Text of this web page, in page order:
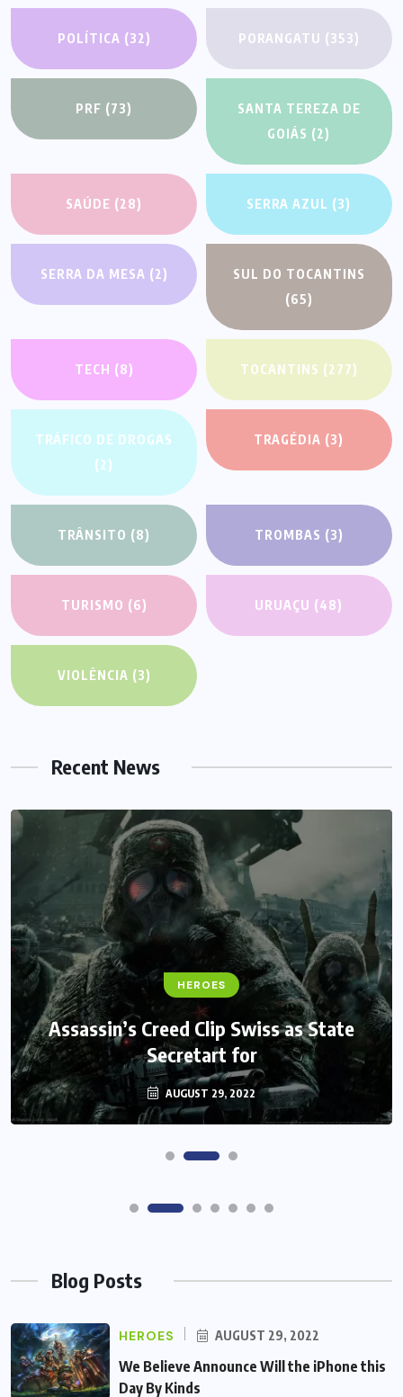
POLÍTICA (32) PORANGATU (353)
PRF (73)
SANTA TEREZA DE
GOIÁS (2)
SAÚDE (28) SERRA AZUL (3)
SERRA DA MESA (2)
SUL DO TOCANTINS
(65)
TECH (8) TOCANTINS (277)
TRÁFICO DE DROGAS
(2)
TRAGÉDIA (3)
TRÂNSITO (8) TROMBAS (3)
TURISMO (6) URUAÇU (48)
VIOLÊNCIA (3)
Recent News
HEROES
We Believe Announce Will the iPhone
this Day By Kinds Game Play History
AUGUST 29, 2022
Blog Posts
HEROES AUGUST 29, 2022
We Believe Announce Will the iPhone this
Day By Kinds